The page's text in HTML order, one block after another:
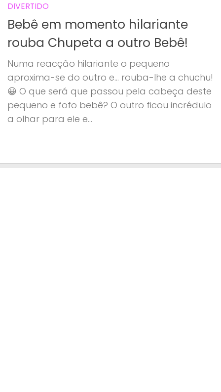
DIVERTIDO
Bebê em momento hilariante
rouba Chupeta a outro Bebê!
Numa reacção hilariante o pequeno
aproxima-se do outro e… rouba-lhe a chuchu!
😀 O que será que passou pela cabeça deste
pequeno e fofo bebê? O outro ficou incrédulo
a olhar para ele e...